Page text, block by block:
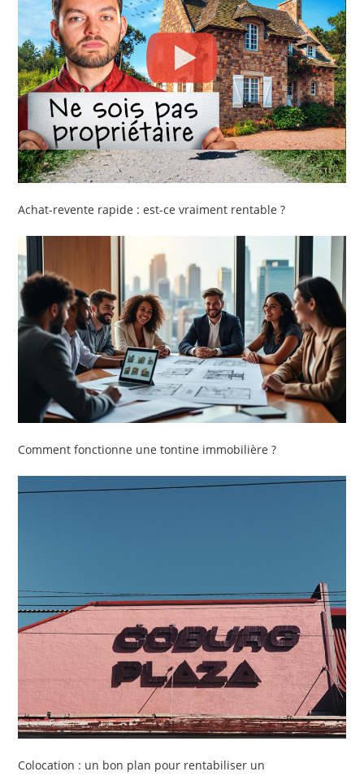
Achat-revente rapide : est-ce vraiment rentable ?
Comment fonctionne une tontine immobilière ?
Colocation : un bon plan pour rentabiliser un